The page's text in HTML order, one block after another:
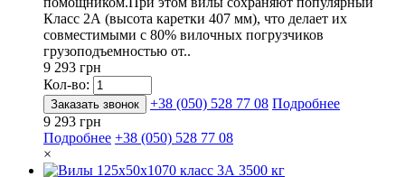
Класс 2А (высота каретки 407 мм), что делает их
совместимыми с 80% вилочных погрузчиков
грузоподъемностью от..
9 293 грн
Кол-во:
Заказать звонок +38 (050) 528 77 08 Подробнее
9 293 грн
Подробнее +38 (050) 528 77 08
×